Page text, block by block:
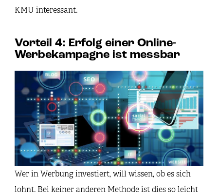
KMU interessant.
Vorteil 4: Erfolg einer Online-
Werbekampagne ist messbar
Wer in Werbung investiert, will wissen, ob es sich
lohnt. Bei keiner anderen Methode ist dies so leicht